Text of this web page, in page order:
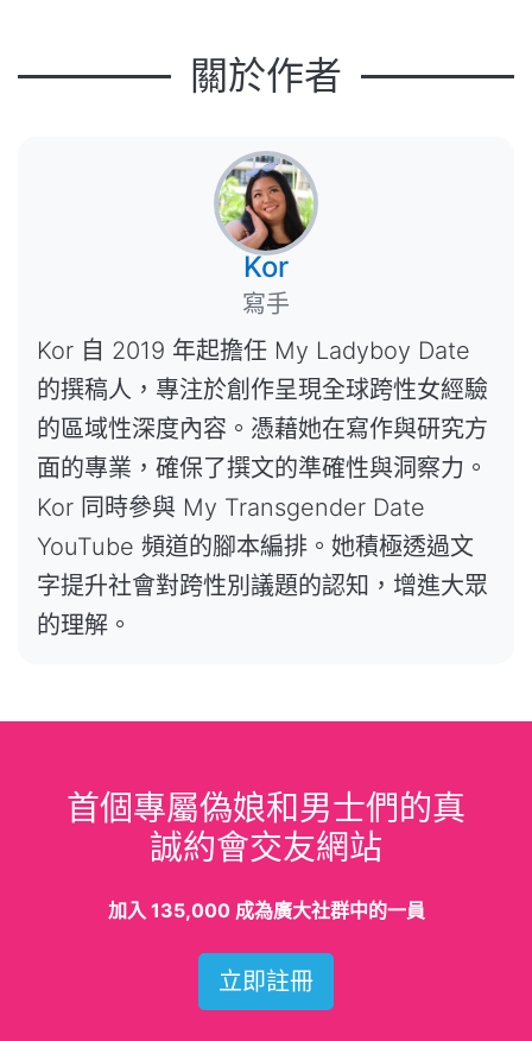
關於作者
Kor
寫手
Kor 自 2019 年起擔任 My Ladyboy Date
的撰稿人，專注於創作呈現全球跨性女經驗
的區域性深度內容。憑藉她在寫作與研究方
面的專業，確保了撰文的準確性與洞察力。
Kor 同時參與 My Transgender Date
YouTube 頻道的腳本編排。她積極透過文
字提升社會對跨性別議題的認知，增進大眾
的理解。
首個專屬偽娘和男士們的真
誠約會交友網站
加入 135,000 成為廣大社群中的一員
立即註冊